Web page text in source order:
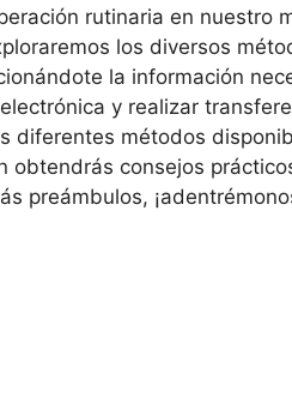
rutinaria en nuestro
los diversos
la información
y realizar
diferentes métodos
obtendrás consejos
preámbulos,